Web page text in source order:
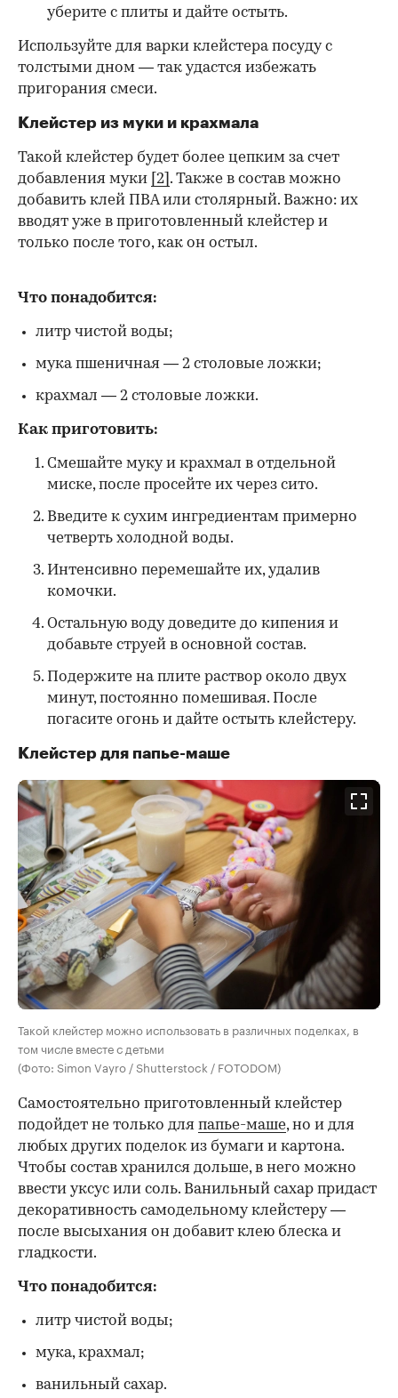
уберите с плиты и дайте остыть.
Используйте для варки клейстера посуду с
толстыми дном — так удастся избежать
пригорания смеси.
Клейстер из муки и крахмала
Такой клейстер будет более цепким за счет
добавления муки [2] . Также в состав можно
добавить клей ПВА или столярный. Важно: их
вводят уже в приготовленный клейстер и
только после того, как он остыл.
Что понадобится:
литр чистой воды;
мука пшеничная — 2 столовые ложки;
крахмал — 2 столовые ложки.
Как приготовить:
Смешайте муку и крахмал в отдельной
миске, после просейте их через сито.
Введите к сухим ингредиентам примерно
четверть холодной воды.
Интенсивно перемешайте их, удалив
комочки.
Остальную воду доведите до кипения и
добавьте струей в основной состав.
Подержите на плите раствор около двух
минут, постоянно помешивая. После
погасите огонь и дайте остыть клейстеру.
Клейстер для папье-маше
Такой клейстер можно использовать в различных поделках, в
том числе вместе с детьми
(Фото: Simon Vayro / Shutterstock / FOTODOM)
Самостоятельно приготовленный клейстер
подойдет не только для папье-маше, но и для
любых других поделок из бумаги и картона.
Чтобы состав хранился дольше, в него можно
ввести уксус или соль. Ванильный сахар придаст
декоративность самодельному клейстеру —
после высыхания он добавит клею блеска и
гладкости.
Что понадобится:
литр чистой воды;
мука, крахмал;
ванильный сахар.